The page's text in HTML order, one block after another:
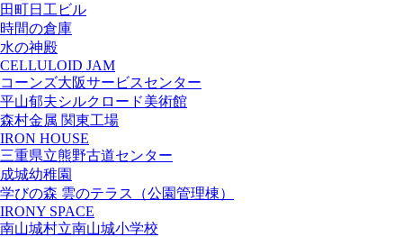
田町日工ビル
時間の倉庫
水の神殿
CELLULOID JAM
コーンズ大阪サービスセンター
平山郁夫シルクロード美術館
森村金属 関東工場
IRON HOUSE
三重県立熊野古道センター
成城幼稚園
学びの森 雲のテラス（公園管理棟）
IRONY SPACE
南山城村立南山城小学校